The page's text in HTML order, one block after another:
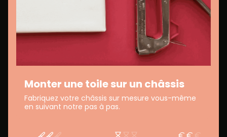
Monter une toile sur un châssis
Fabriquez votre châssis sur mesure vous-même
en suivant notre pas à pas.